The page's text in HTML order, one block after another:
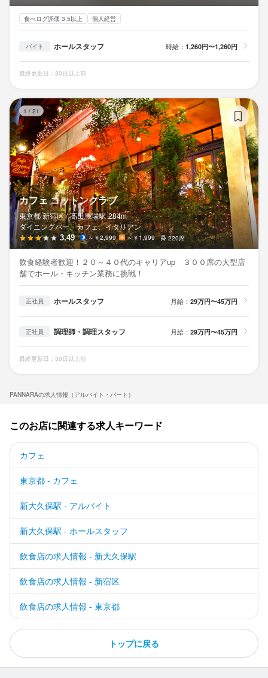
PANNARAの求人情報（アルバイト・パート）
食べログ評価 3.5以上 個人経営
バイト ホールスタッフ 時給： 1,260円〜1,260円
最終更新日：30日以上前
1 / 21
カフェ コットンクラブ
東京都 新宿区 / 高田馬場駅 284m
ダイニングバー、カフェ、イタリアン
3.49 ～￥2,999 ～￥1,999 220席
飲食経験者歓迎！２０～４０代のキャリアup ３００席の大型店
舗でホール・キッチン業務に挑戦！
正社員 ホールスタッフ 月給： 29万円〜45万円
正社員 調理師・調理スタッフ 月給： 29万円〜45万円
最終更新日：30日以上前
このお店に関連する求人キーワード
カフェ
東京都 - カフェ
新大久保駅 - アルバイト
新大久保駅 - ホールスタッフ
飲食店の求人情報 - 新大久保駅
飲食店の求人情報 - 新宿区
飲食店の求人情報 - 東京都
トップに戻る